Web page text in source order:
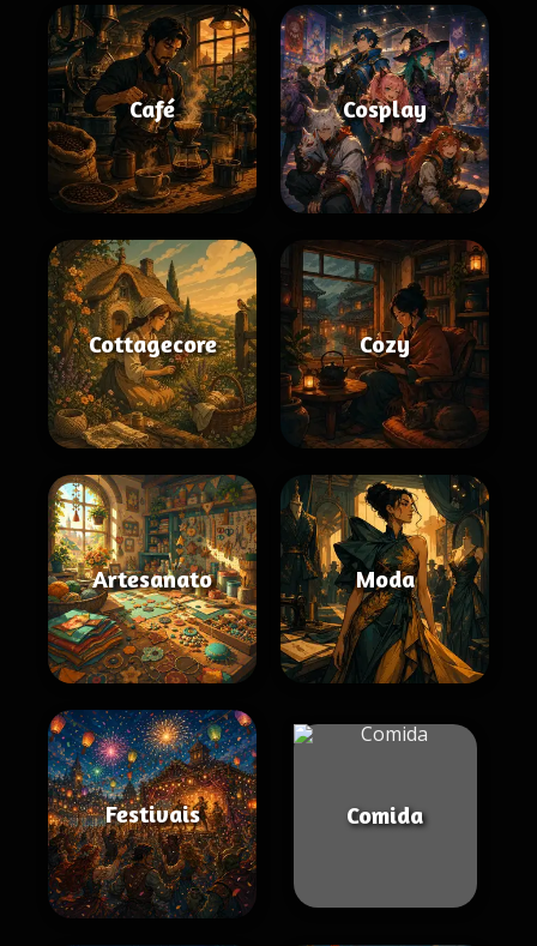
Café Cosplay
Cottagecore Cozy
Artesanato Moda
Festivais Comida